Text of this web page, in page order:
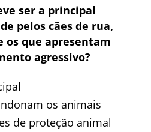
ser a principal
pelos cães de rua,
os que apresentam
agressivo?
os animais
de proteção animal